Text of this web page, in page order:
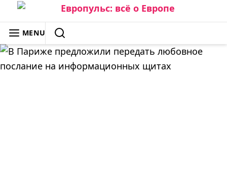
Skip
to
content
ЕВРОПУЛЬС: ВСЁ О ЕВРОПЕ
MENU
SEARCH